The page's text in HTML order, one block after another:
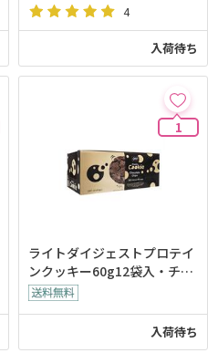
4
入荷待ち
1
ライトダイジェストプロテイ
ンクッキー60g12袋入・チョ
コレートチップス味(QNT)
入荷待ち